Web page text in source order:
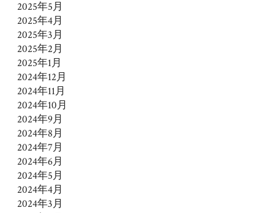
2025年5月
2025年4月
2025年3月
2025年2月
2025年1月
2024年12月
2024年11月
2024年10月
2024年9月
2024年8月
2024年7月
2024年6月
2024年5月
2024年4月
2024年3月